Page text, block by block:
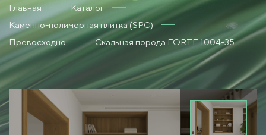
Главная
Каталог
Каменно-полимерная плитка (SPC)
Превосходно
Скальная порода FORTE 1004-35